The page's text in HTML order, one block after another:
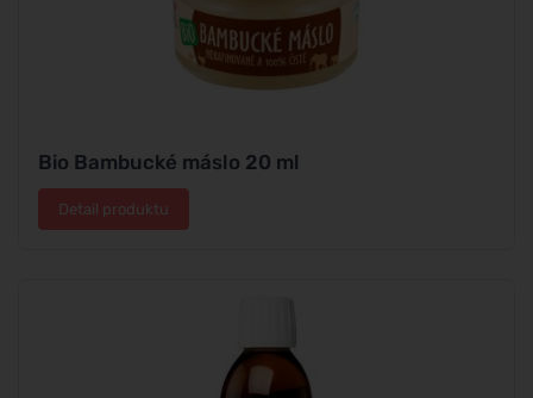
Bio Bambucké máslo 20 ml
Detail produktu